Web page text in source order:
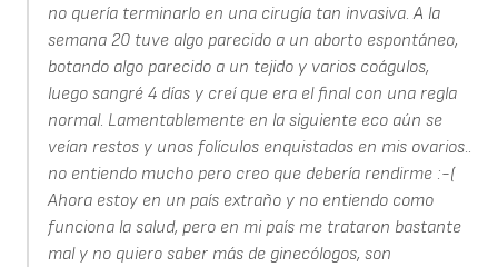
no quería terminarlo en una cirugía tan invasiva. A la
semana 20 tuve algo parecido a un aborto espontáneo,
botando algo parecido a un tejido y varios coágulos,
luego sangré 4 días y creí que era el final con una regla
normal. Lamentablemente en la siguiente eco aún se
veían restos y unos folículos enquistados en mis ovarios..
no entiendo mucho pero creo que debería rendirme :-(
Ahora estoy en un país extraño y no entiendo como
funciona la salud, pero en mi país me trataron bastante
mal y no quiero saber más de ginecólogos, son